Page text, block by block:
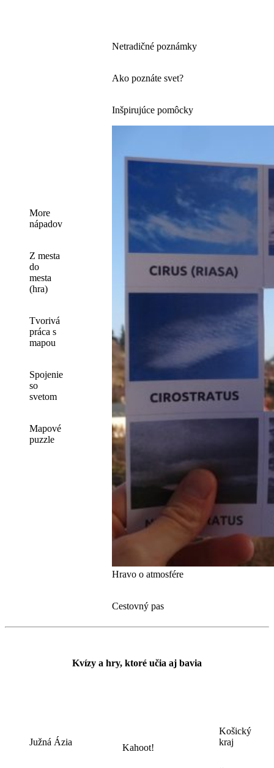
More
nápadov
Z mesta
do
mesta
(hra)
Tvorivá
práca s
mapou
Spojenie
so
svetom
Mapové
puzzle
Netradičné poznámky
Ako poznáte svet?
Inšpirujúce pomôcky
Hravo o atmosfére
Cestovný pas
Kvízy a hry, ktoré učia aj bavia
Južná Ázia
Kahoot!
Košický
kraj